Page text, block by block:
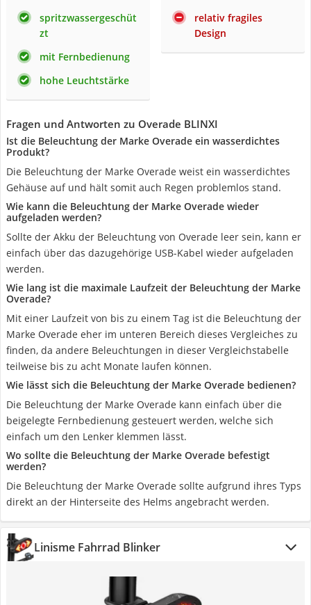
spritzwassergeschüt
zt
mit Fernbedienung
hohe Leuchtstärke
relativ fragiles
Design
Fragen und Antworten zu Overade BLINXI
Ist die Beleuchtung der Marke Overade ein wasserdichtes
Produkt?
Die Beleuchtung der Marke Overade weist ein wasserdichtes
Gehäuse auf und hält somit auch Regen problemlos stand.
Wie kann die Beleuchtung der Marke Overade wieder
aufgeladen werden?
Sollte der Akku der Beleuchtung von Overade leer sein, kann er
einfach über das dazugehörige USB-Kabel wieder aufgeladen
werden.
Wie lang ist die maximale Laufzeit der Beleuchtung der Marke
Overade?
Mit einer Laufzeit von bis zu einem Tag ist die Beleuchtung der
Marke Overade eher im unteren Bereich dieses Vergleiches zu
finden, da andere Beleuchtungen in dieser Vergleichstabelle
teilweise bis zu acht Monate laufen können.
Wie lässt sich die Beleuchtung der Marke Overade bedienen?
Die Beleuchtung der Marke Overade kann einfach über die
beigelegte Fernbedienung gesteuert werden, welche sich
einfach um den Lenker klemmen lässt.
Wo sollte die Beleuchtung der Marke Overade befestigt
werden?
Die Beleuchtung der Marke Overade sollte aufgrund ihres Typs
direkt an der Hinterseite des Helms angebracht werden.
Linisme Fahrrad Blinker